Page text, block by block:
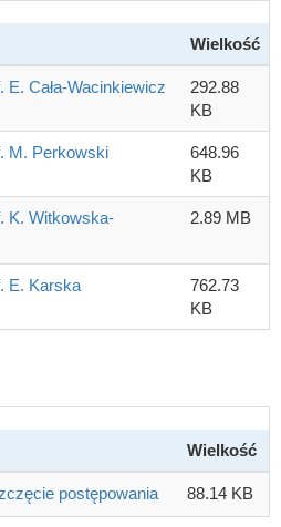
Wielkość
E. Cała-Wacinkiewicz
292.88
KB
M. Perkowski
648.96
KB
K. Witkowska-
2.89 MB
E. Karska
762.73
KB
Wielkość
postępowania 88.14 KB